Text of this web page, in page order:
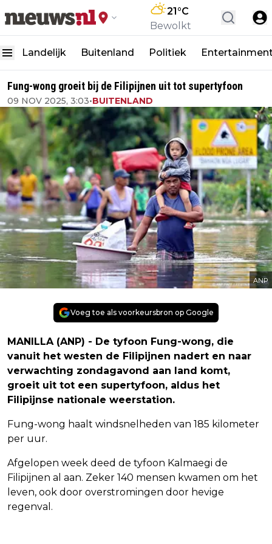
21°C
Bewolkt
Landelijk Buitenland Politiek
Fung-wong groeit bij de Filipijnen uit tot supertyfoon
09 NOV 2025, 3:03•BUITENLAND
ANP
Voeg toe als voorkeursbron op Google
MANILLA (ANP) - De tyfoon Fung-wong, die
vanuit het westen de Filipijnen nadert en naar
verwachting zondagavond aan land komt,
groeit uit tot een supertyfoon, aldus het
Filipijnse nationale weerstation.
Fung-wong haalt windsnelheden van 185 kilometer
per uur.
Afgelopen week deed de tyfoon Kalmaegi de
Filipijnen al aan. Zeker 140 mensen kwamen om het
leven, ook door overstromingen door hevige
regenval.